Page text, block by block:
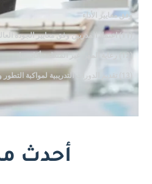
وفق معايير الأداء
(12) رعاية المهن غير المنظمة أكاديميا
أحدث